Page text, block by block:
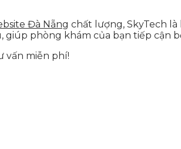
Đà Nẵng chất lượng, SkyTech
giúp phòng khám của bạn tiếp cận
vấn miễn phí!